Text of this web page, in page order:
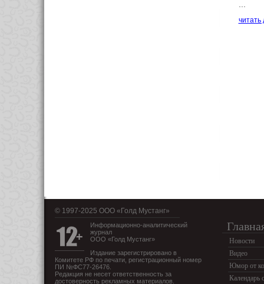
читать
© 1997-2025 OOO «Голд Мустанг»
Информационно-аналитический
журнал
ООО «Голд Мустанг»
Издание зарегистрировано в
Комитете РФ по печати, регистрационный номер
ПИ №ФС77-26476.
Редакция не несет ответственность за
достоверность рекламных материалов.
Новости
Видео
Юмор от
Календарь